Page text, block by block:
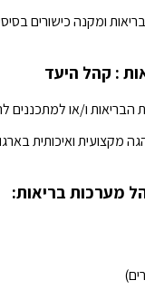
בריאות ומקנה כישורים
: קהל היעד
הבריאות ו/או
מקצועית ואיכותית
מערכות בריאות: